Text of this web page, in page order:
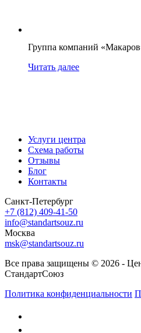
Группа компаний
Читать далее
Услуги центра
Схема работы
Отзывы
Блог
Контакты
Санкт-Петербург
+7 (812) 409-41-50
info@standartsouz.ru
Москва
msk@standartsouz.ru
Все права защищены © 2026 -
СтандартСоюз
Политика конфиденциальности